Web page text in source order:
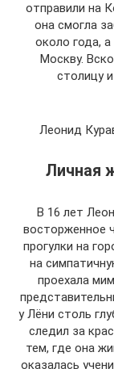
отправили на
она смогла
около года,
Москву.
столицу
Леонид
Личная
В 16 лет
восторженное
прогулки на
на
проехала
у Лёни столь
следил за
тем, где она
оказалась